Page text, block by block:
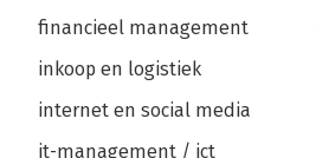
financieel management
inkoop en logistiek
internet en social media
it-management / ict